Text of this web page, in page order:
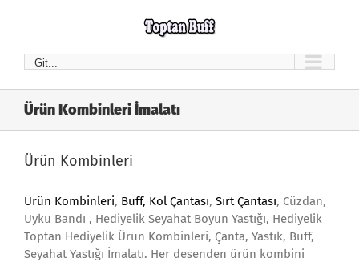
Git...
Ürün Kombinleri İmalatı
Ürün Kombinleri
Ürün Kombinleri, Buff, Kol Çantası, Sırt Çantası, Cüzdan,
Uyku Bandı , Hediyelik Seyahat Boyun Yastığı, Hediyelik
Toptan Hediyelik Ürün Kombinleri, Çanta, Yastık, Buff,
Seyahat Yastığı İmalatı. Her desenden ürün kombini